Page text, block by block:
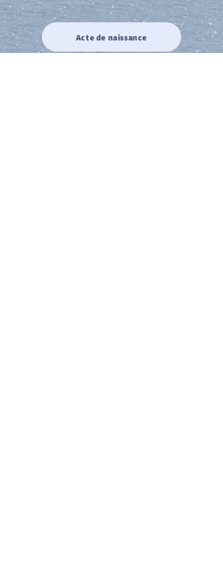
Acte de naissance